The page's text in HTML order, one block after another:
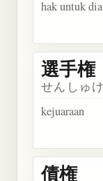
hak untuk
選手権
せんしゅ
kejuaraan
債権